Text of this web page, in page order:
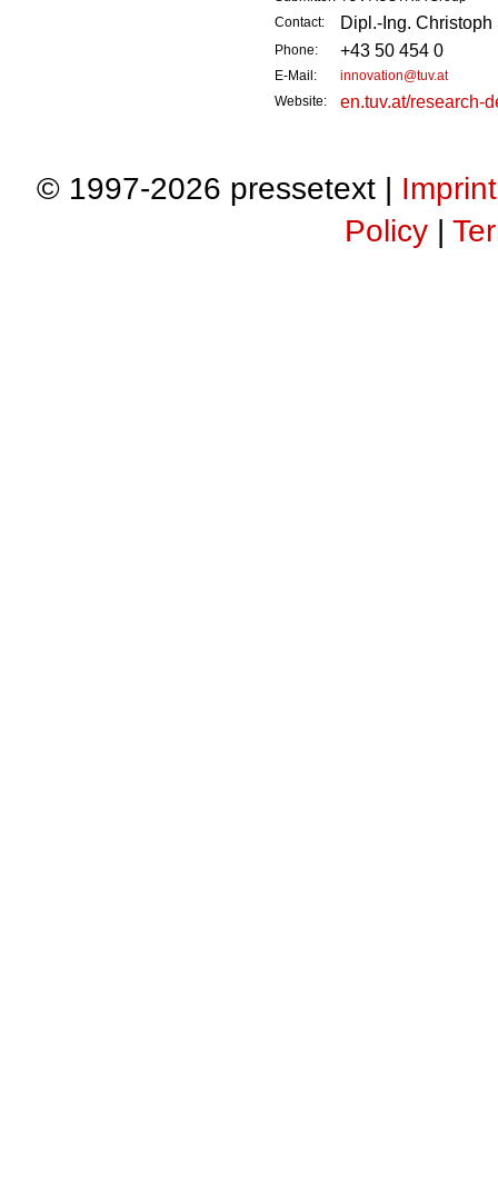
Contact:
Dipl.-Ing.
Phone: +43 50 454 0
E-Mail:
innovation@tuv.at
Website:
en.tuv.at/research-
© 1997-2026 pressetext | Imprint
Policy|